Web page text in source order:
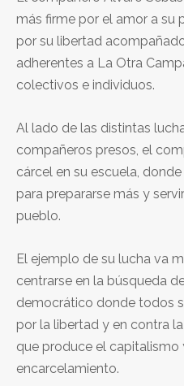
más firme por el amor a su
por su libertad
adherentes a La Otra
colectivos e individuos.
Al lado de las distintas
compañeros presos, el
cárcel en su escuela,
para prepararse más y
pueblo.
El ejemplo de su lucha va
centrarse en la búsqueda
democrático donde todos
por la libertad y en contra
que produce el capitalismo
encarcelamiento.